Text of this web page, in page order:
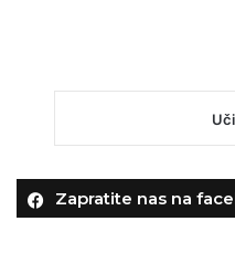
Zapratite nas na